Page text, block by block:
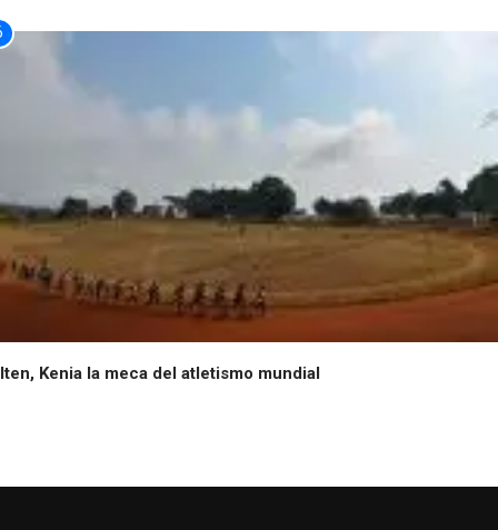
Iten, Kenia la meca del atletismo mundial